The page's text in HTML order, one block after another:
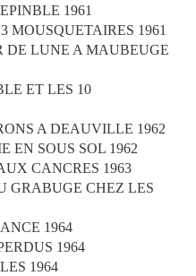
1961
MOUSQUETAIRES 1961
DE LUNE A MAUBEUGE
ET LES 10
A DEAUVILLE 1962
EN SOUS SOL 1962
CANCRES 1963
GRABUGE CHEZ LES
1964
1964
1964